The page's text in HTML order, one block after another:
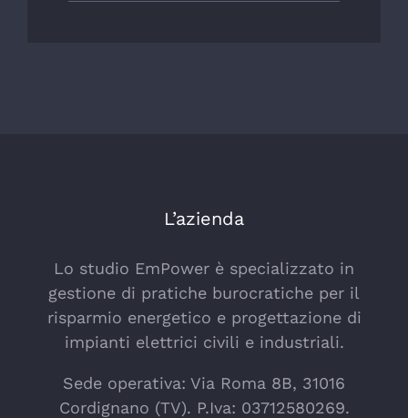
L’azienda
Lo studio EmPower è specializzato in
gestione di pratiche burocratiche per il
risparmio energetico e progettazione di
impianti elettrici civili e industriali.
Sede operativa: Via Roma 8B, 31016
Cordignano (TV). P.Iva: 03712580269.